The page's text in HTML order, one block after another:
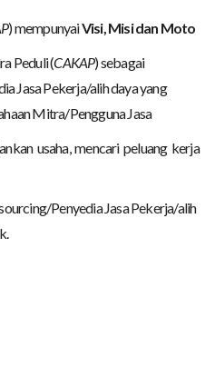
) mempunyaiVisi, Misi dan Moto
Peduli (CAKAP) sebagai
Jasa Pekerja/alih daya yang
Mitra/Pengguna Jasa
usaha, mencari peluang kerja
Penyedia Jasa Pekerja/alih